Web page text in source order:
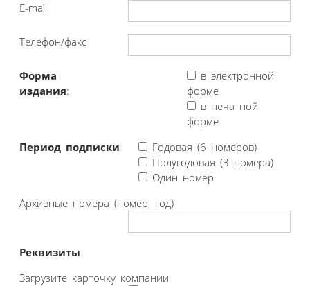
E-mail
Телефон/факс
Форма
издания:
в электронной
форме
в печатной
форме
Период подписки
Годовая (6 номеров)
Полугодовая (3 номера)
Один номер
Архивные номера (номер, год)
Реквизиты
Загрузите карточку компании